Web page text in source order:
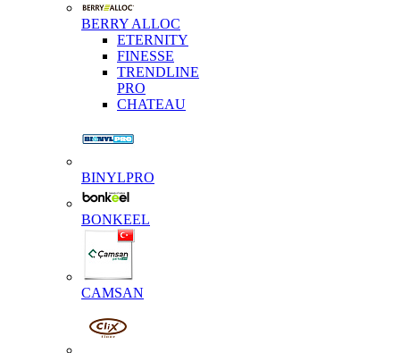
BERRY ALLOC
ETERNITY
FINESSE
TRENDLINE
PRO
CHATEAU
BINYLPRO
BONKEEL
CAMSAN